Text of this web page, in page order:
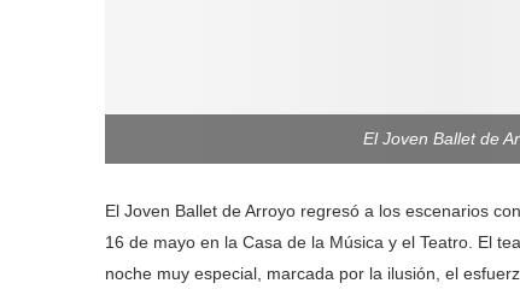
El Joven Ballet de
El Joven Ballet de Arroyo regresó a los escenarios
16 de mayo en la Casa de la Música y el Teatro. El
noche muy especial, marcada por la ilusión, el